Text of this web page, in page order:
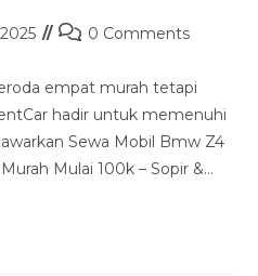
Post0 Comments
empat murah tetapi
hadir untuk memenuhi
Sewa Mobil Bmw Z4
Mulai 100k – Sopir &…